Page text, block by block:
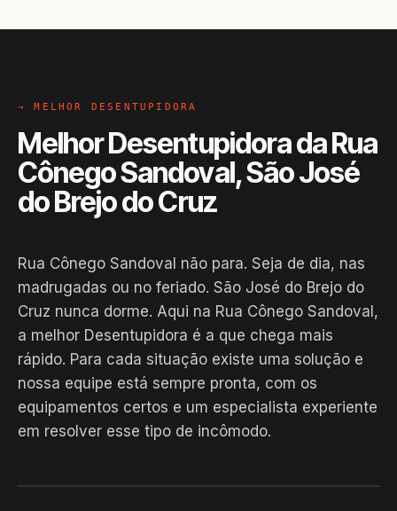
→ MELHOR DESENTUPIDORA
Melhor Desentupidora da Rua
Cônego Sandoval, São José
do Brejo do Cruz
Rua Cônego Sandoval não para. Seja de dia, nas
madrugadas ou no feriado. São José do Brejo do
Cruz nunca dorme. Aqui na Rua Cônego Sandoval,
a melhor Desentupidora é a que chega mais
rápido. Para cada situação existe uma solução e
nossa equipe está sempre pronta, com os
equipamentos certos e um especialista experiente
em resolver esse tipo de incômodo.
EM CAMPO
Hiroshiro · Rua Cônego Sandoval,